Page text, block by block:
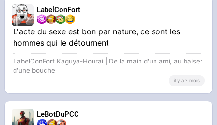
LabelConFort
L'acte du sexe est bon par nature, ce sont les
hommes qui le détournent
LabelConFort Kaguya-Hourai | De la main d'un ami, au baiser
d'une bouche
il y a 2 mois
LeBotDuPCC